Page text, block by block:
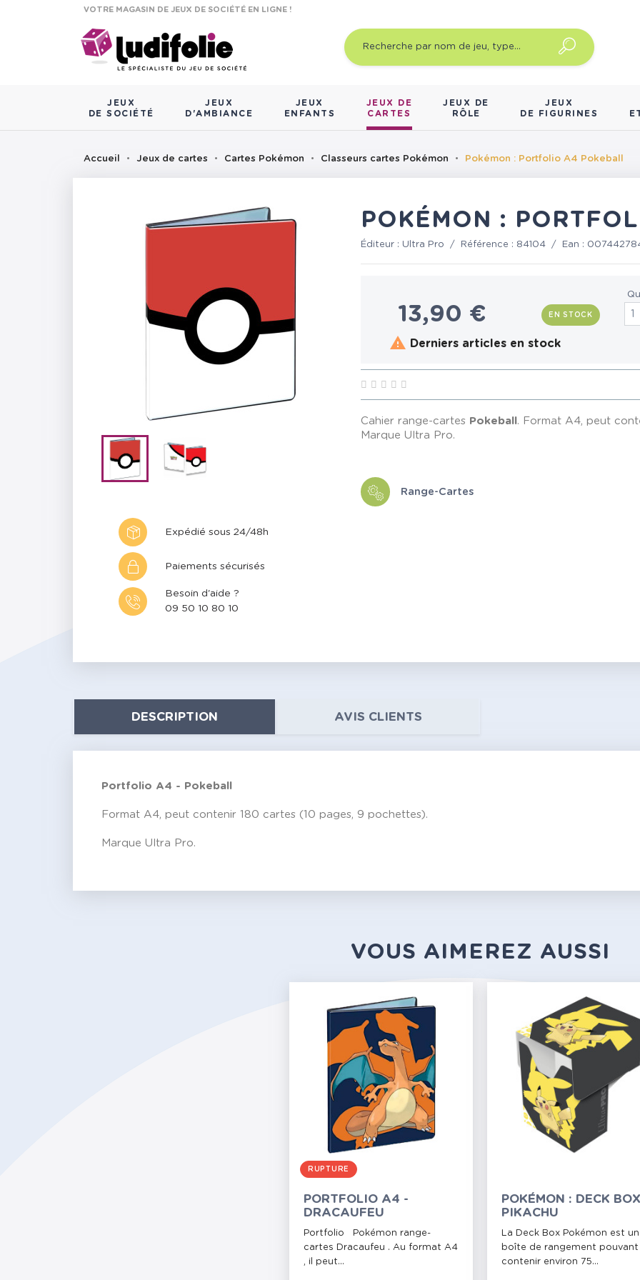
VOTRE MAGASIN DE JEUX DE SOCIÉTÉ EN LIGNE !
JEUX
DE SOCIÉTÉ
JEUX
D'AMBIANCE
JEUX
ENFANTS
JEUX DE
CARTES
JEUX DE
RÔLE
JEUX
DE FIGURINES
Accueil Jeux de cartes Cartes Pokémon Classeurs cartes Pokémon Pokémon : Portfolio A4 Pokeball
Expédié sous 24/48h
Paiements sécurisés
Besoin d'aide ?
09 50 10 80 10
POKÉMON :
Éditeur : Ultra Pro / Référence : 84104 / Ean :
13,90 € EN STOCK
 Derniers articles en stock
Cahier range-cartes Pokeball. Format A4, peut
Marque Ultra Pro.
Range-Cartes
DESCRIPTION AVIS CLIENTS
Portfolio A4 - Pokeball
Format A4, peut contenir 180 cartes (10 pages, 9 pochettes).
Marque Ultra Pro.
VOUS AIMEREZ AUSSI
RUPTURE
PORTFOLIO A4 -
DRACAUFEU
Portfolio Pokémon range-
cartes Dracaufeu . Au format A4
, il peut...
POKÉMON : DECK BOX
PIKACHU
La Deck Box Pokémon est
boîte de rangement pouvant
contenir environ 75...